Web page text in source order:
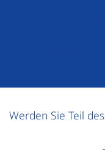
Werden Sie Teil